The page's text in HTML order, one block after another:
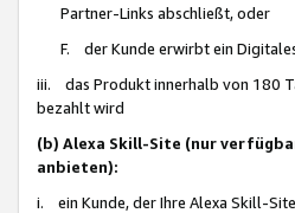
Partner-Links abschließt, oder
F. der Kunde erwirbt ein
iii. das Produkt innerhalb von 180
bezahlt wird
(b) Alexa Skill-Site (nur
anbieten):
i. ein Kunde, der Ihre Alexa Skill-